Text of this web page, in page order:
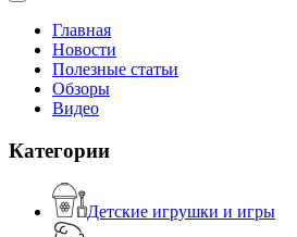
Главная
Новости
Полезные статьи
Обзоры
Видео
Категории
Детские игрушки и игры